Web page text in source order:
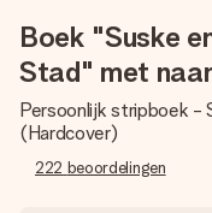
Boek "Suske
Stad" met
Persoonlijk stripboek -
(Hardcover)
222 beoordelingen